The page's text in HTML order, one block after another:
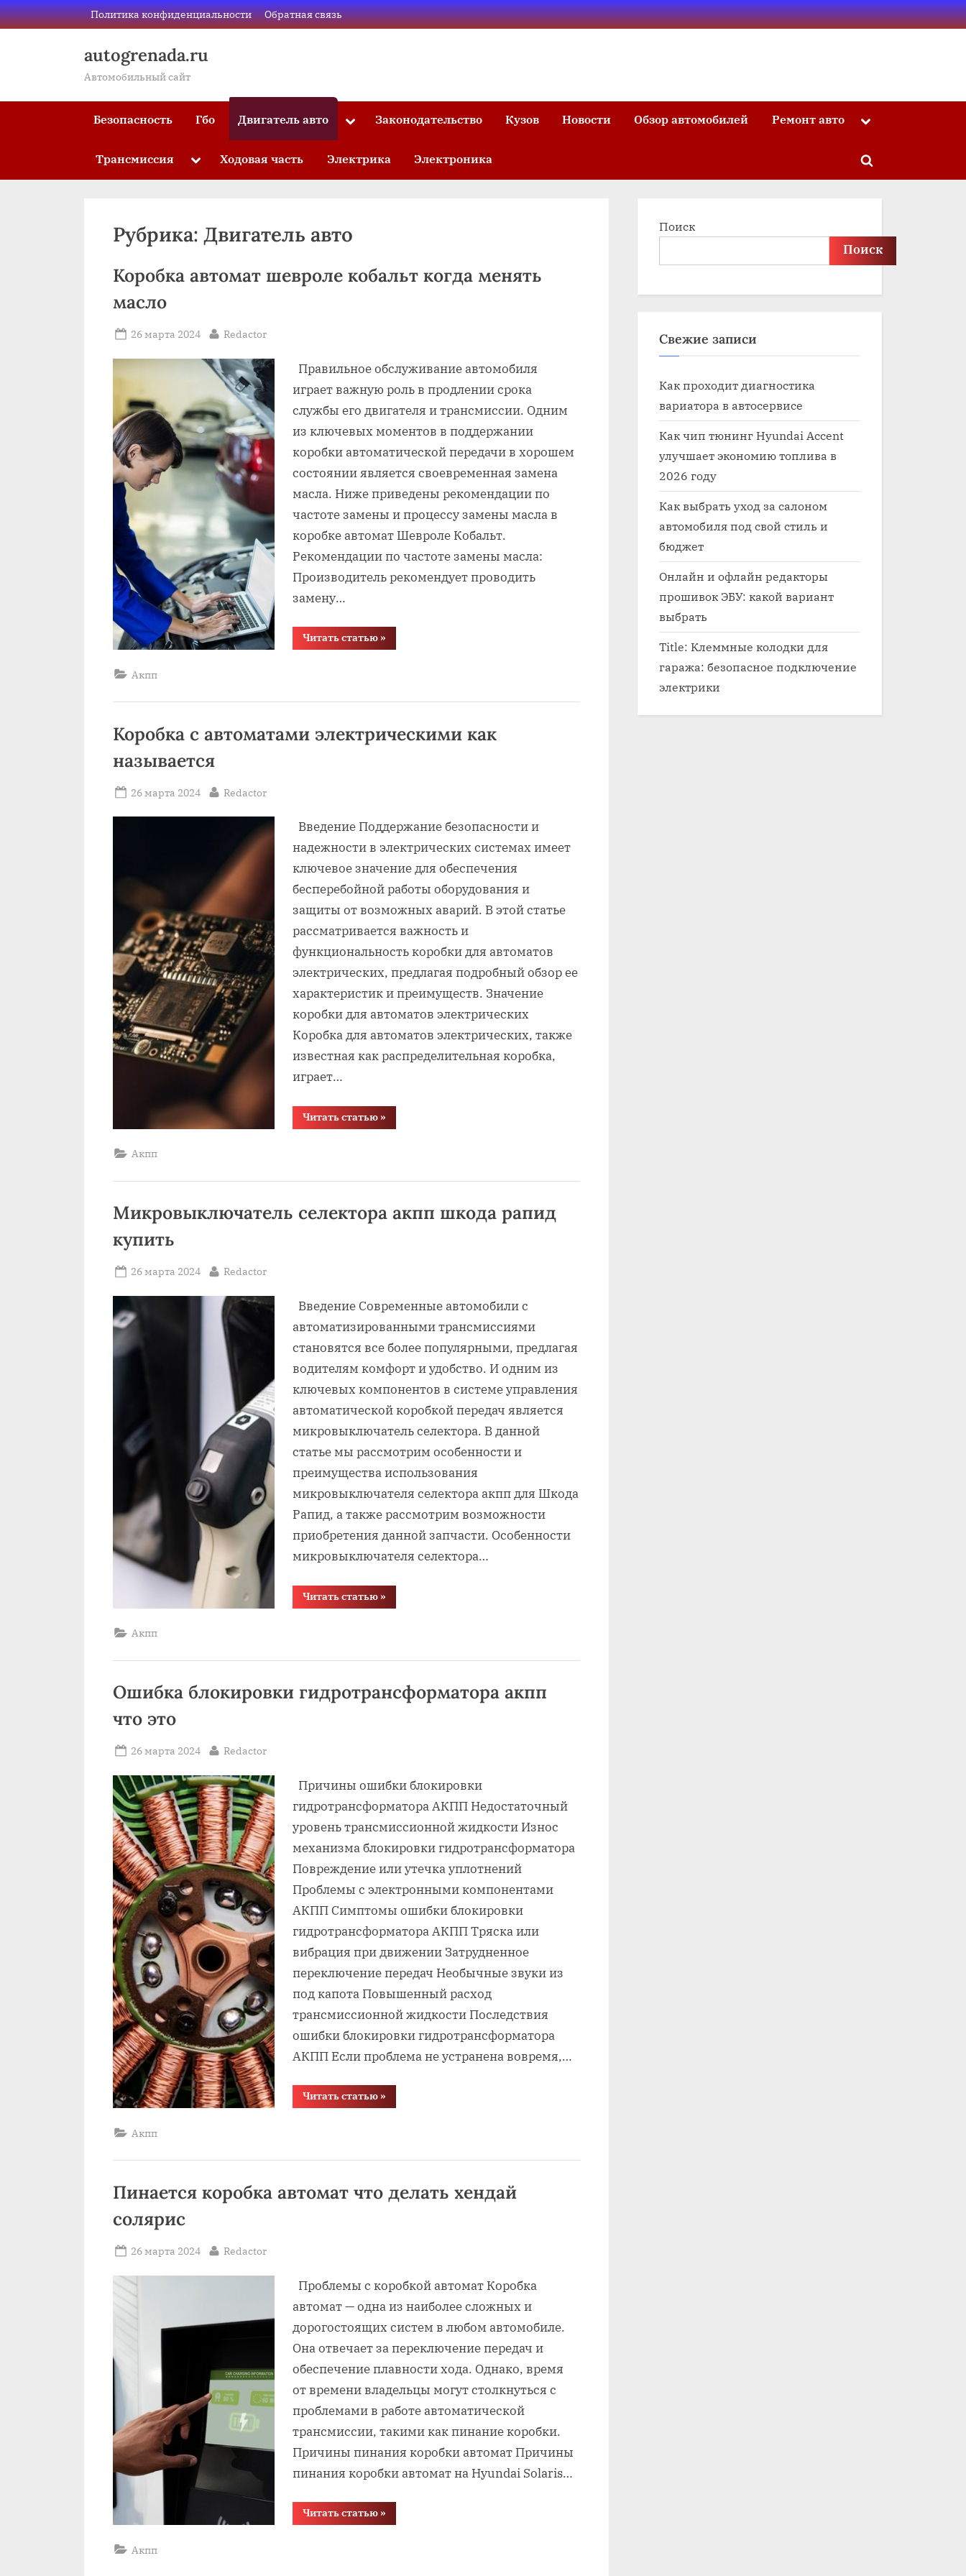
Skip
to
Политика конфиденциальности Обратная связь
autogrenada.ru
Автомобильный сайт
Безопасность Гбо Двигатель авто ToggleЗаконодательство Кузов Новости Обзор автомобилей Ремонт авто Toggle
Трансмиссия Toggle
menu
Ходовая часть Электрика Электроника
Toggle
Рубрика: Двигатель авто
Коробка автомат шевроле кобальт когда менять
масло
Posted
26 марта 2024 By
Redactor
Правильное обслуживание автомобиля
играет важную роль в продлении срока
службы его двигателя и трансмиссии. Одним
из ключевых моментов в поддержании
коробки автоматической передачи в хорошем
состоянии является своевременная замена
масла. Ниже приведены рекомендации по
частоте замены и процессу замены масла в
коробке автомат Шевроле Кобальт.
Рекомендации по частоте замены масла:
Производитель рекомендует проводить
замену…
Читать статью“Коробка
автомат
»
Акпп
Коробка с автоматами электрическими как
называется
Posted
26 марта 2024 By
Redactor
Введение Поддержание безопасности и
надежности в электрических системах имеет
ключевое значение для обеспечения
бесперебойной работы оборудования и
защиты от возможных аварий. В этой статье
рассматривается важность и
функциональность коробки для автоматов
электрических, предлагая подробный обзор ее
характеристик и преимуществ. Значение
коробки для автоматов электрических
Коробка для автоматов электрических, также
известная как распределительная коробка,
играет…
Читать статью“Коробка
с
»
Акпп
Микровыключатель селектора акпп шкода рапид
купить
Posted
26 марта 2024 By
Redactor
Введение Современные автомобили с
автоматизированными трансмиссиями
становятся все более популярными, предлагая
водителям комфорт и удобство. И одним из
ключевых компонентов в системе управления
автоматической коробкой передач является
микровыключатель селектора. В данной
статье мы рассмотрим особенности и
преимущества использования
микровыключателя селектора акпп для Шкода
Рапид, а также рассмотрим возможности
приобретения данной запчасти. Особенности
микровыключателя селектора…
Читать статью“Микровыключатель
»
Акпп
Ошибка блокировки гидротрансформатора акпп
что это
Posted
26 марта 2024 By
Redactor
Причины ошибки блокировки
гидротрансформатора АКПП Недостаточный
уровень трансмиссионной жидкости Износ
механизма блокировки гидротрансформатора
Повреждение или утечка уплотнений
Проблемы с электронными компонентами
АКПП Симптомы ошибки блокировки
гидротрансформатора АКПП Тряска или
вибрация при движении Затрудненное
переключение передач Необычные звуки из
под капота Повышенный расход
трансмиссионной жидкости Последствия
ошибки блокировки гидротрансформатора
АКПП Если проблема не устранена вовремя,…
Читать статью“Ошибка
блокировки
»
Акпп
Пинается коробка автомат что делать хендай
солярис
Posted
26 марта 2024 By
Redactor
Проблемы с коробкой автомат Коробка
автомат — одна из наиболее сложных и
дорогостоящих систем в любом автомобиле.
Она отвечает за переключение передач и
обеспечение плавности хода. Однако, время
от времени владельцы могут столкнуться с
проблемами в работе автоматической
трансмиссии, такими как пинание коробки.
Причины пинания коробки автомат Причины
пинания коробки автомат на Hyundai Solaris…
Читать статью“Пинается
коробка
»
Акпп
Поиск
Поиск
Свежие записи
Как проходит диагностика
вариатора в автосервисе
Как чип тюнинг Hyundai Accent
улучшает экономию топлива в
2026 году
Как выбрать уход за салоном
автомобиля под свой стиль и
бюджет
Онлайн и офлайн редакторы
прошивок ЭБУ: какой вариант
выбрать
Title: Клеммные колодки для
гаража: безопасное подключение
электрики